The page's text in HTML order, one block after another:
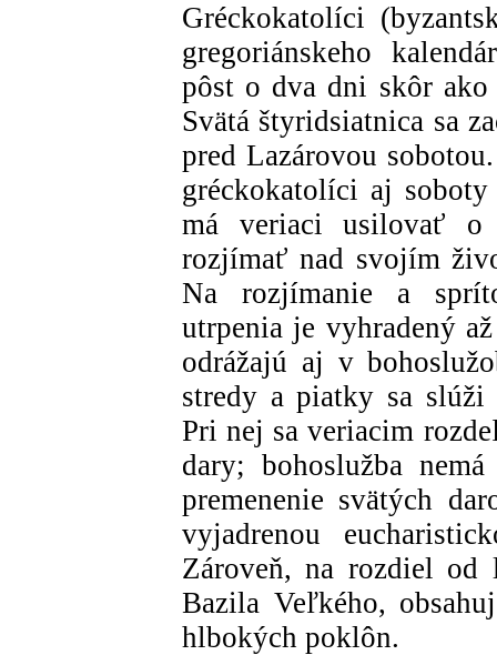
Gréckokatolíci
gregoriánskeho
pôst o dva dni skôr
Svätá štyridsiatnica sa
pred Lazárovou
gréckokatolíci aj
má veriaci usilovať o
rozjímať nad svojím
Na rozjímanie a
utrpenia je vyhradený
odrážajú aj v
stredy a piatky sa slúži
Pri nej sa veriacim
dary; bohoslužba
premenenie svätých
vyjadrenou
Zároveň, na rozdiel od
Bazila Veľkého,
hlbokých poklôn.